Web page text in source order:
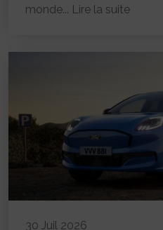
monde... Lire la suite
30 Juil 2026